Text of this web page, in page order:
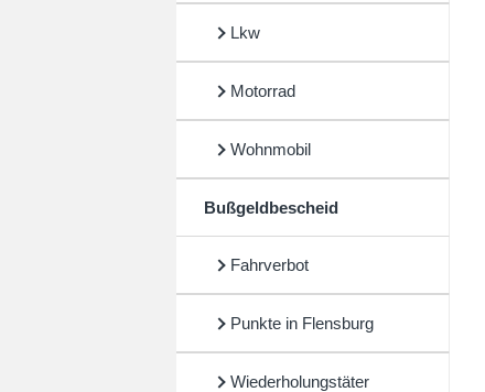
Lkw
Motorrad
Wohnmobil
Bußgeldbescheid
Fahrverbot
Punkte in Flensburg
Wiederholungstäter